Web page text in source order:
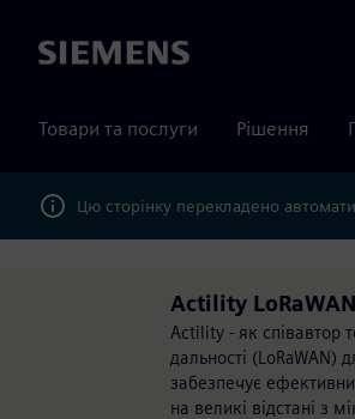
Siemens
Товари та послуги Рішення
Цю сторінку перекладено
Actility
Actility - як співавтор
дальності
забезпечує
на великі відстані з